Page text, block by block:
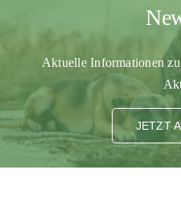
Aktuelle Informationen
JETZT